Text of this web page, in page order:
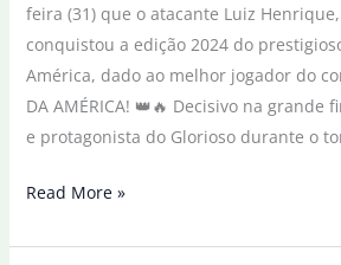
feira (31) que o atacante Luiz
conquistou a edição 2024 do
América, dado ao melhor jogador do
DA AMÉRICA! 👑🔥 Decisivo na grande
e protagonista do Glorioso durante o
Luiz
é
Read More »